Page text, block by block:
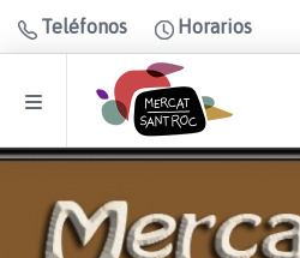
Teléfonos Horarios